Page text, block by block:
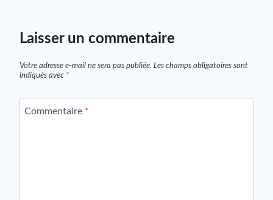
Laisser un commentaire
Votre adresse e-mail ne sera pas publiée. Les champs obligatoires sont
indiqués avec *
Commentaire *